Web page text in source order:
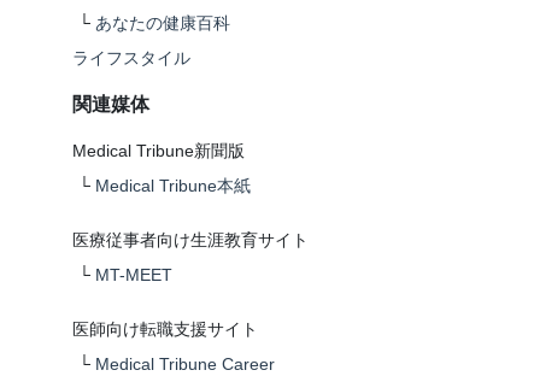
└ あなたの健康百科
ライフスタイル
関連媒体
Medical Tribune新聞版
└ Medical Tribune本紙
医療従事者向け生涯教育サイト
└ MT-MEET
医師向け転職支援サイト
└ Medical Tribune Career